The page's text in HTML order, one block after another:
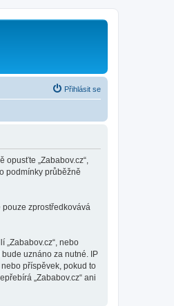
Přihlásit se
opusťte „Zababov.cz“,
podmínky průběžně
pouze zprostředkovává
nebo
uznáno za nutné. IP
příspěvek, pokud to
„Zababov.cz“ ani